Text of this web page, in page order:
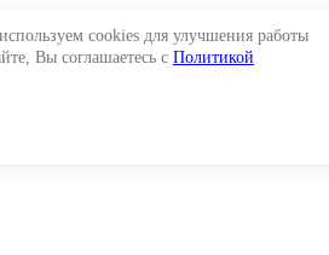
cookies для улучшения работы
Вы соглашаетесь с Политикой